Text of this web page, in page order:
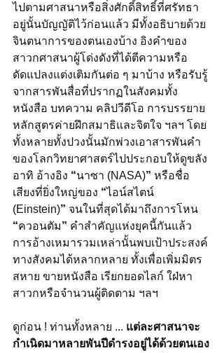
ไปตามศาสนาหรือสิ่งศักดิ์สิทธิ์ที่ศรัทธา
อยู่นั้นบัญญัติไว้ก่อนแล้ว มีทั้งอธิบายด้วย
จินตนาการของตนเองบ้าง อิงคำของ
สาวกศาสนาผู้โด่งดังที่ได้ตีความหรือ
ดัดแปลงแต่งเติมกันต่อ ๆ มาบ้าง หรือรับรู้
จากสารพันสื่อที่ปรากฏในสังคมทั้ง
หนังสือ บทความ คลิปวีดีโอ การบรรยาย
หลักสูตรค่ายฝึกสมาธิและจิตใจ ฯลฯ โดย
ทั้งหลายทั้งปวงนั้นมักพ่วงเอาสารพันคำ
ของโลกวิทยาศาสตร์ไปประกอบให้ดูขลัง
อาทิ อ้างอิง “นาซา (NASA)” หรือชื่อ
เสียงที่ยิ่งใหญ่ของ “ไอน์สไตน์
(Einstein)” จนในที่สุดได้มาถึงการโหน
“ควอนตัม” คำสำคัญแห่งยุคนี้กันแล้ว
การอ้างเหมารวมเหล่านั้นพบเป้าประสงค์
ทางสังคมได้หลากหลาย ทั้งเพื่อเพิ่มมิตร
สหาย ขายหนังสือ เรียกยอดไลก์ ใฝ่หา
สาวกหรือจำนวนผู้ติดตาม ฯลฯ
ดูก่อน ! ท่านทั้งหลาย ... แต่ละศาสนาจะ
กำเนิดมาหลายพันปีดำรงอยู่ได้ด้วยตนเอง